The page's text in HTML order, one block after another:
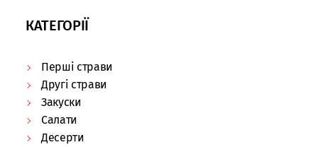
КАТЕГОРІЇ
Перші страви
Другі страви
Закуски
Салати
Десерти